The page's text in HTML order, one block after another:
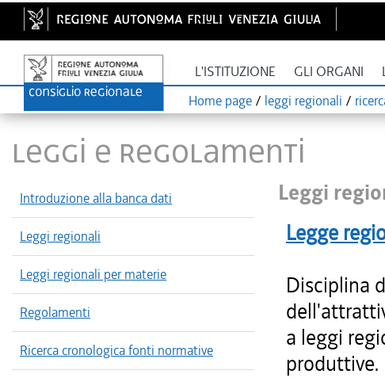
L'ISTITUZIONE GLI ORGANI
Home page / leggi regionali /
LEGGI E REGOLAMENTI
Introduzione alla banca dati
Leggi regionali
Leggi regionali per materie
Regolamenti
Ricerca cronologica fonti normative
Leggi
Legge
Disciplina
a leggi
produttive.